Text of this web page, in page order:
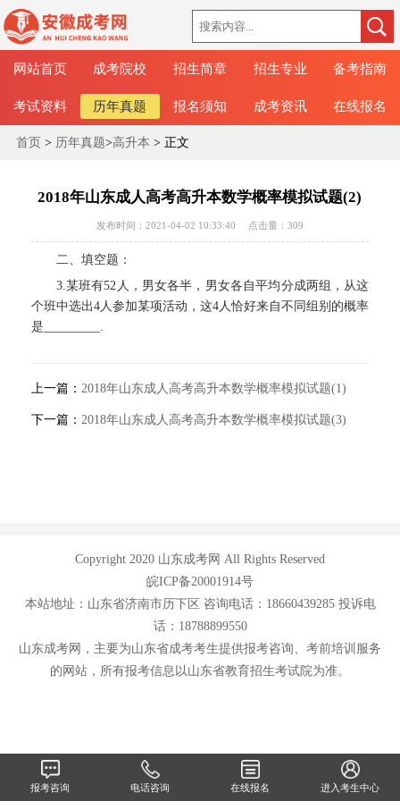
网站首页 成考院校 招生简章 招生专业 备考指南
考试资料 历年真题 报名须知 成考资讯 在线报名
首页> 历年真题>高升本 > 正文
2018年山东成人高考高升本数学概率模拟试题(2)
发布时间：2021-04-02 10:33:40 点击量： 309
二、填空题：
3.某班有52人，男女各半，男女各自平均分成两组，从这
个班中选出4人参加某项活动，这4人恰好来自不同组别的概率
是_________.
上一篇： 2018年山东成人高考高升本数学概率模拟试题(1)
下一篇： 2018年山东成人高考高升本数学概率模拟试题(3)
Copyright 2020 山东成考网 All Rights Reserved
皖ICP备20001914号
本站地址：山东省济南市历下区 咨询电话：18660439285 投诉电
话：18788899550
山东成考网，主要为山东省成考考生提供报考咨询、考前培训服务
的网站，所有报考信息以山东省教育招生考试院为准。
报考咨询 电话咨询 在线报名 进入考生中心